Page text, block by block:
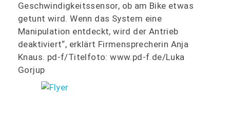
Geschwindigkeitssensor, ob am Bike etwas
getunt wird. Wenn das System eine
Manipulation entdeckt, wird der Antrieb
deaktiviert“, erklärt Firmensprecherin Anja
Knaus. pd-f/Titelfoto: www.pd-f.de/Luka
Gorjup